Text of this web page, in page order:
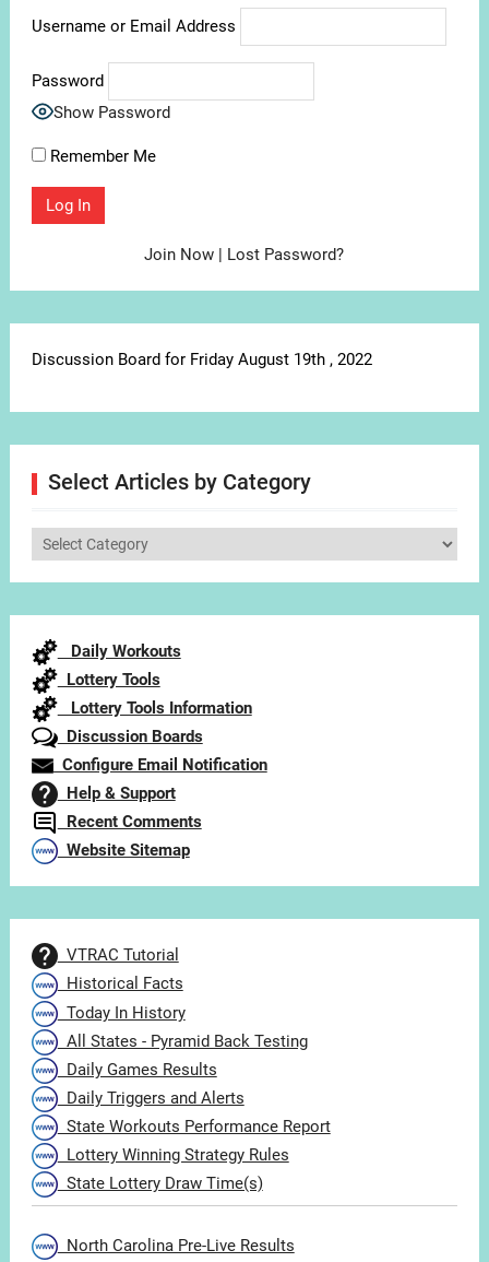
Username or Email Address
Password
Show Password
Remember Me
Join Now | Lost Password?
Discussion Board for Friday August 19th , 2022
Select Articles by Category
Select
Daily Workouts
Lottery Tools
Lottery Tools Information
Discussion Boards
Configure Email Notification
Help & Support
Recent Comments
Website Sitemap
VTRAC Tutorial
Historical Facts
Today In History
All States - Pyramid Back Testing
Daily Games Results
Daily Triggers and Alerts
State Workouts Performance Report
Lottery Winning Strategy Rules
State Lottery Draw Time(s)
North Carolina Pre-Live Results